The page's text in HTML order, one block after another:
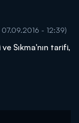
- 12:39)
Sıkma'nın tarifi,